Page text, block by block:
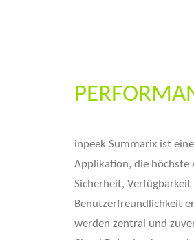
inpeek Summarix ist
Applikation, die höchste
Sicherheit, Verfügbarkeit
Benutzerfreundlichkeit
werden zentral und